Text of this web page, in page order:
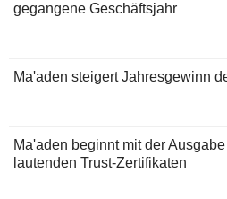
gegangene Geschäftsjahr
Ma'aden steigert Jahresgewinn
Ma'aden beginnt mit der
lautenden Trust-Zertifikaten